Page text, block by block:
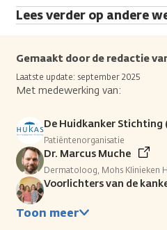
Lees verder op andere
Gemaakt door de redactie
Laatste update: september 2025
Met medewerking van:
De Huidkanker Stichting
Patiëntenorganisatie
Dr. Marcus Muche
Dermatoloog, Mohs Klinieken
Voorlichters van de
Toon meer